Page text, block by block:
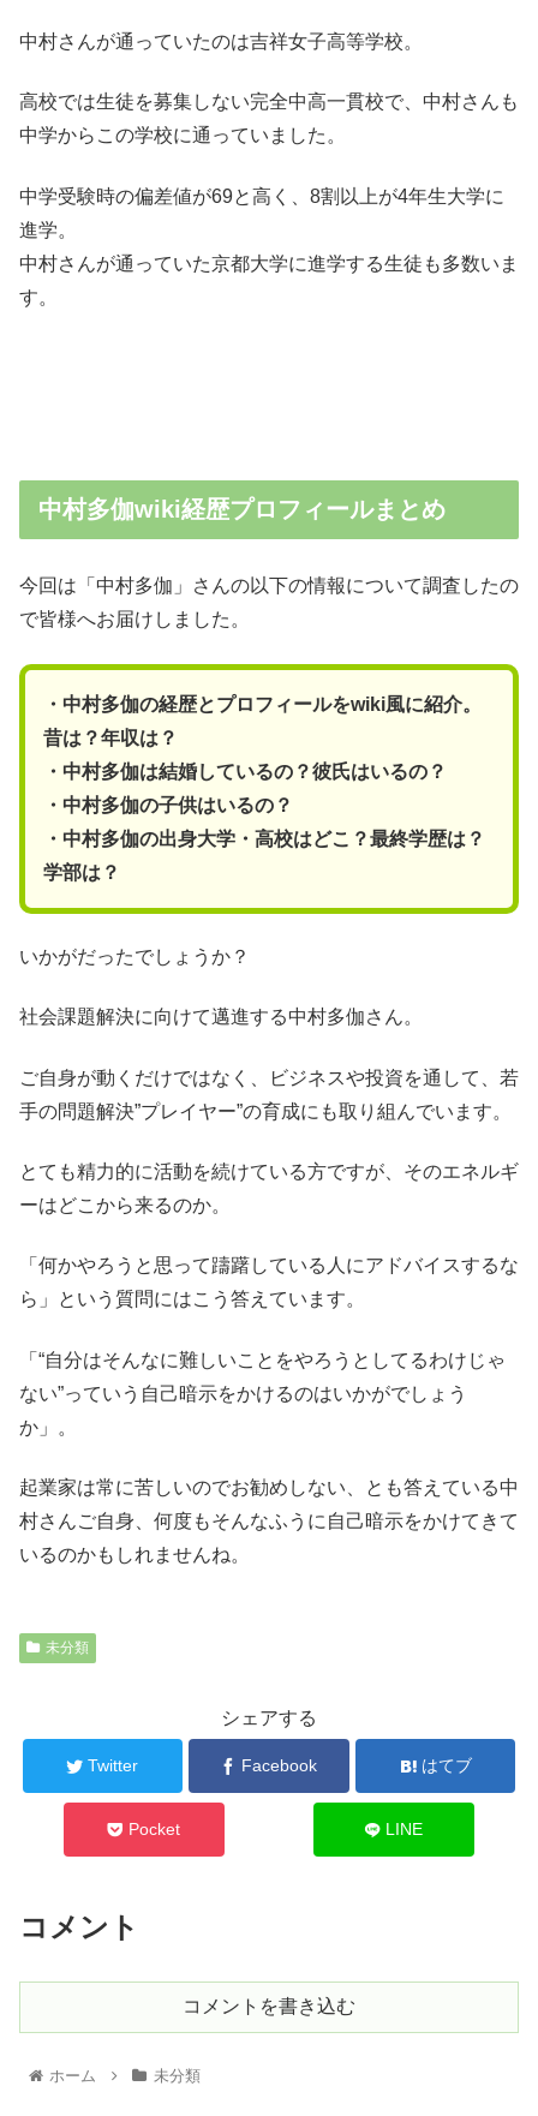
中村さんが通っていたのは吉祥女子高等学校。
高校では生徒を募集しない完全中高一貫校で、中村さんも
中学からこの学校に通っていました。
中学受験時の偏差値が69と高く、8割以上が4年生大学に
進学。
中村さんが通っていた京都大学に進学する生徒も多数いま
す。
中村多伽wiki経歴プロフィールまとめ
今回は「中村多伽」さんの以下の情報について調査したの
で皆様へお届けしました。
・中村多伽の経歴とプロフィールをwiki風に紹介。
昔は？年収は？
・中村多伽は結婚しているの？彼氏はいるの？
・中村多伽の子供はいるの？
・中村多伽の出身大学・高校はどこ？最終学歴は？
学部は？
いかがだったでしょうか？
社会課題解決に向けて邁進する中村多伽さん。
ご自身が動くだけではなく、ビジネスや投資を通して、若
手の問題解決”プレイヤー”の育成にも取り組んでいます。
とても精力的に活動を続けている方ですが、そのエネルギ
ーはどこから来るのか。
「何かやろうと思って躊躇している人にアドバイスするな
ら」という質問にはこう答えています。
「“自分はそんなに難しいことをやろうとしてるわけじゃ
ない”っていう自己暗示をかけるのはいかがでしょう
か」。
起業家は常に苦しいのでお勧めしない、とも答えている中
村さんご自身、何度もそんなふうに自己暗示をかけてきて
いるのかもしれませんね。
未分類
シェアする
Twitter Facebook はてブ
Pocket LINE
コメント
コメントを書き込む
ホーム 未分類